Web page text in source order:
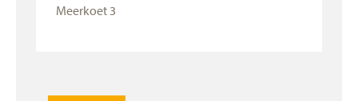
Meerkoet 3